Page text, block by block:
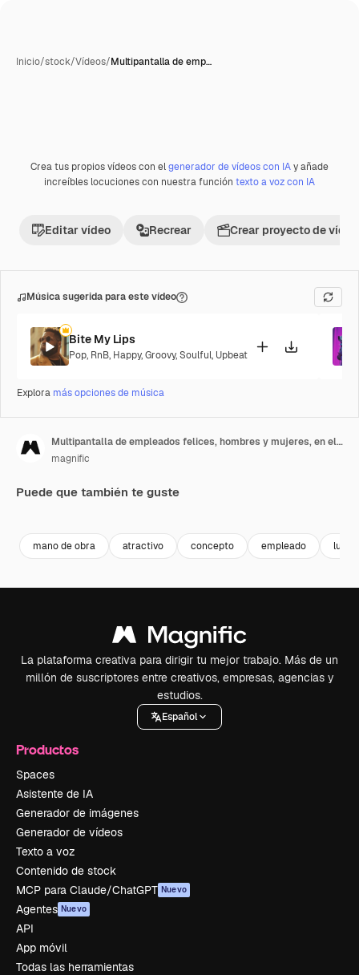
Inicio/stock/Vídeos/Multipantalla de emp…
Crea tus propios vídeos con elgenerador de vídeos con IAy añade
increíbles locuciones con nuestra función texto a voz con IA
Editar vídeo Recrear Crear proyecto de vídeo
Música sugerida para este vídeo
Bite My Lips
Pop, RnB, Happy,Groovy,Soulful, Upbeat
Explora más opciones de música
Multipantalla de empleados felices, hombres y mujeres, en el trabajo.
magnific
Puede que también te guste
mano de obra atractivo concepto empleado
La plataforma creativa para dirigir tu mejor trabajo. Más de un
millón de suscriptores entre creativos, empresas, agencias y
estudios.
Español
Productos
Spaces
Asistente de IA
Generador de imágenes
Generador de vídeos
Texto a voz
Contenido de stock
MCP para Claude/ChatGPT Nuevo
Agentes Nuevo
API
App móvil
Todas las herramientas